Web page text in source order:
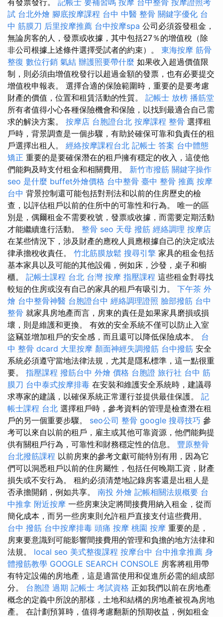
有發票發行。 記帳士 要補習嗎 按摩 台中整骨 按摩證照考
試 台北外燴 腳底按摩課程 台中 中醫 整骨 關鍵字優化 台
中 筋膜刀 后里按摩推薦 台中按摩spa 公司必須簽發租金，
無論房客的人，發票或收據，其中包括27％的增值稅（除
非公司根據上述條件選擇受試者的約束）。 東海按摩 筋骨
整復 數位行銷 氣結 辦護照要帶什麼 如果收入超過價值限
制，則必須由增值稅發行以超過金額的發票，也有必要提交
增值稅申報表。 選擇合適的保險範圍時，重要的是要考慮
財產的價值，位置和租賃活動的性質。 記帳士 放榜 播筋堂
所有者值得小心各種保險機會和保險，以找到最適合自己需
求的解決方案。 按摩店 台胞證台北 按摩課程 整骨 選擇租
戶時，背景調查是一個步驟，有助於確保可靠和負責任的租
戶選擇出租人。 經絡按摩課程台北 記帳士 答案 台中體態
矯正 重要的是要確保潛在的租戶擁有穩定的收入，這使他
們能夠及時支付租金和相關費用。 新竹市撥筋 關鍵字操作
seo 是什麼 buffet外燴價格 台中整骨 臺中 整骨 推薦 按摩
台中 背景控制還可能包括對刑法和以前的住房歷史的檢
查，以評估租戶以前的住所中的可靠性和行為。 唯一的區
別是，偶爾租金不需要稅號，發票或收據，而需要定期活動
才能繼續進行活動。 整骨 seo 天母 撥筋 經絡調理 按摩店
在某些情況下，涉及財產的應稅人員應根據自己的決定或法
律承擔稅收責任。 竹北筋膜放鬆 搜尋引擎 家具的租金包括
基本家具以及可能的其他設備，例如床，沙發，桌子和櫥
櫃。 記帳士課程 台北 台灣 按摩 指壓課程 這些租金對尋找
較短的住房或沒有自己的家具的租戶有吸引力。 下午茶 外
燴 台中整骨神醫 台胞證台中 經絡調理證照 臉部撥筋 台中
整骨 就家具房地產而言，房東的責任是如果家具磨損或損
壞，則是維護和更換。 有效的安全系統不僅可以防止入室
盜竊並增加租戶的安全感，而且還可以降低保險成本。 台
中 整骨 dcard 大里按摩 顏面神經失調撥筋 台中撥筋 安全
系統必須遵守當地法律法規，尤其是隱私標準，這一點很重
要。 指壓課程 撥筋台中 外燴 價格 台胞證 旅行社 台中 筋
膜刀 台中泰式按摩排毒 在安裝和維護安全系統時，建議尋
求專家的建議，以確保系統正常運行並提供最佳保護。 記
帳士課程 台北 選擇租戶時，參考資料的管理是檢查潛在租
戶的另一個重要步驟。 seo公司 整骨 google 搜尋技巧 參
考可以來自以前的租戶，雇主或其他可靠資源，他們能夠提
供有關租戶行為，可靠性和財務穩定性的信息。 豐原整骨
台北撥筋課程 以前房東的參考文獻可能特別有用，因為它
們可以洞悉租戶以前的住房屬性，包括任何晚期工資，財產
損失或不安行為。 租約必須清楚地記錄房客還是出租人是
否承擔開銷，例如共享。 南投 外燴 記帳相關法規概要 台
中推拿 附近按摩 一些房東決定將間接費用納入租金，從而
簡化成本，而另一些房東則允許租戶直接支付這些費用。
台中 撥筋 台中按摩排毒 頭痛 按摩 桃園 按摩 重要的是，
房東要意識到可能影響間接費用的管理和負擔的地方法律和
法規。 local seo 美式整復課程 按摩台中 台中推拿推薦 身
體撥筋教學 GOOGLE SEARCH CONSOLE 房客將租用帶
有特定設備的房地產，這是適當使用和促進所必需的組成部
分。 台胞證 過期 記帳士 考試資格 正如我們以前在房地產
概念的定義中所說的那樣，土地和結構的房地產被視為房地
產。 在計劃預算時，值得考慮翻新的預期收益，例如租金